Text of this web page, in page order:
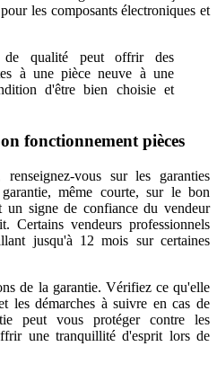
les composants électroniques et
de qualité peut offrir des
à une pièce neuve à une
d'être bien choisie et
fonctionnement pièces
vous sur les garanties
même courte, sur le bon
un signe de confiance du vendeur
Certains vendeurs professionnels
jusqu'à 12 mois sur certaines
de la garantie. Vérifiez ce qu'elle
les démarches à suivre en cas de
peut vous protéger contre les
une tranquillité d'esprit lors de